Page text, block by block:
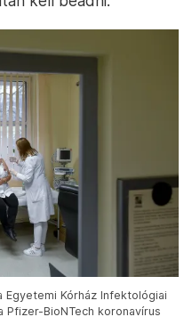
Egyetemi Kórház Infektológiai
Pfizer-BioNTech koronavírus